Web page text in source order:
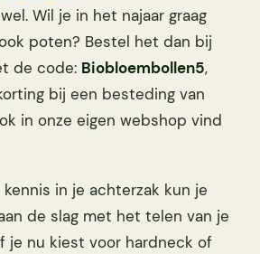
Wil je in het najaar graag
poten? Bestel het dan bij
de code: Biobloembollen5,
bij een besteding van
in onze eigen webshop vind
in je achterzak kun je
de slag met het telen van je
je nu kiest voor hardneck of